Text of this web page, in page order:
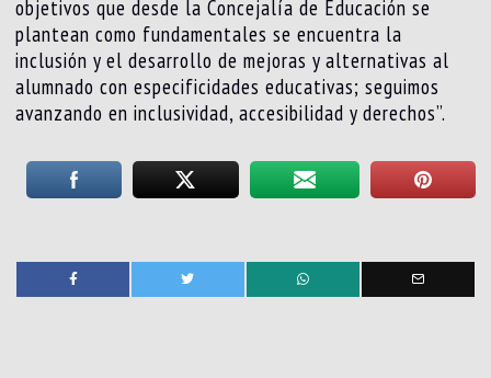
objetivos que desde la Concejalía de Educación se
plantean como fundamentales se encuentra la
inclusión y el desarrollo de mejoras y alternativas al
alumnado con especificidades educativas; seguimos
avanzando en inclusividad, accesibilidad y derechos”.